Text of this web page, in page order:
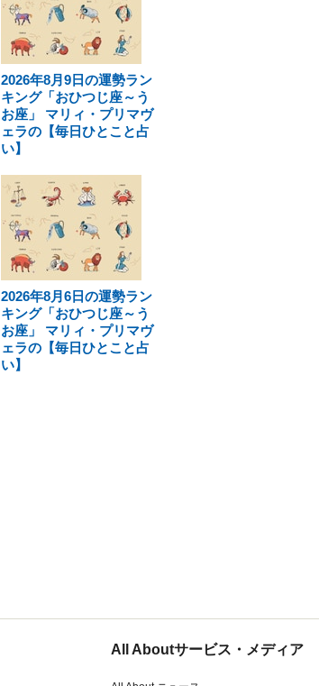
2026年8月9日の運勢ラン
キング「おひつじ座～う
お座」 マリィ・プリマヴ
ェラの【毎日ひとこと占
い】
2026年8月6日の運勢ラン
キング「おひつじ座～う
お座」 マリィ・プリマヴ
ェラの【毎日ひとこと占
い】
All Aboutサービス・メディア